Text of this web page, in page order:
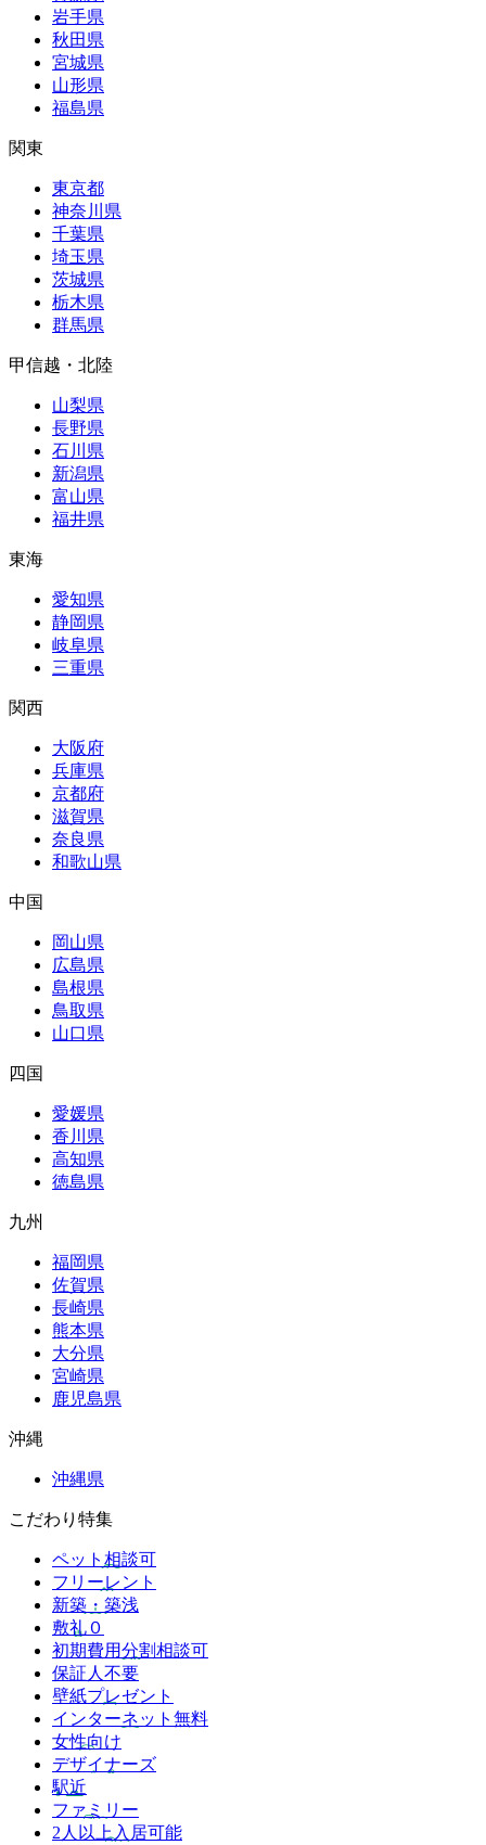
岩手県
秋田県
宮城県
山形県
福島県
関東
東京都
神奈川県
千葉県
埼玉県
茨城県
栃木県
群馬県
甲信越・北陸
山梨県
長野県
石川県
新潟県
富山県
福井県
東海
愛知県
静岡県
岐阜県
三重県
関西
大阪府
兵庫県
京都府
滋賀県
奈良県
和歌山県
中国
岡山県
広島県
島根県
鳥取県
山口県
四国
愛媛県
香川県
高知県
徳島県
九州
福岡県
佐賀県
長崎県
熊本県
大分県
宮崎県
鹿児島県
沖縄
沖縄県
こだわり特集
ペット相談可
フリーレント
新築・築浅
敷礼０
初期費用分割相談可
保証人不要
壁紙プレゼント
インターネット無料
女性向け
デザイナーズ
駅近
ファミリー
2人以上入居可能